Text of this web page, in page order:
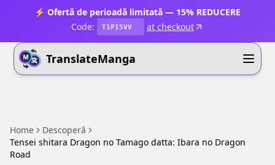
⚡ Ofertă de perioadă limitată — 15% REDUCERE
Code:
T1P15VV at checkout
TranslateManga
Home
Descoperă
Tensei shitara Dragon no Tamago datta: Ibara no Dragon
Road